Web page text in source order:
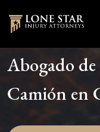
Abogado
Camión en